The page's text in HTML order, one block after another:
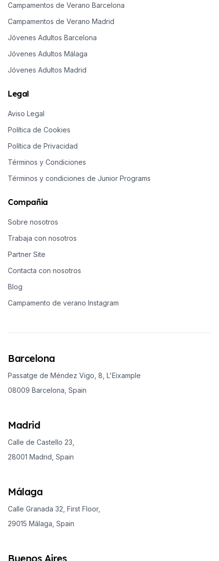
Campamentos de Verano Barcelona
Campamentos de Verano Madrid
Jóvenes Adultos Barcelona
Jóvenes Adultos Málaga
Jóvenes Adultos Madrid
Legal
Aviso Legal
Política de Cookies
Política de Privacidad
Términos y Condiciones
Términos y condiciones de Junior Programs
Compañía
Sobre nosotros
Trabaja con nosotros
Partner Site
Contacta con nosotros
Blog
Campamento de verano Instagram
Barcelona
Passatge de Méndez Vigo, 8, L'Eixample
08009 Barcelona, Spain
Madrid
Calle de Castello 23,
28001 Madrid, Spain
Málaga
Calle Granada 32, First Floor,
29015 Málaga, Spain
Buenos Aires